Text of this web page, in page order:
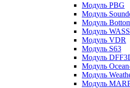
Модуль PBG
Модуль
Модуль
Модуль
Модуль VDR
Модуль S63
Модуль
Модуль
Модуль
Модуль